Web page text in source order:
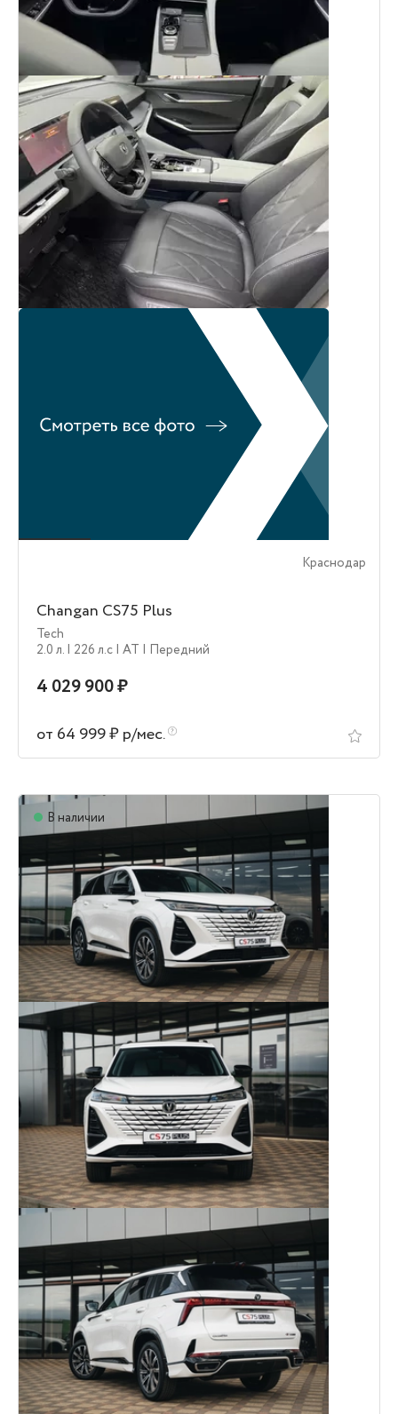
Краснодар
Changan CS75 Plus
Tech
2.0 л. | 226 л.c | AT | Передний
4 029 900 ₽
от 64 999 ₽ р/мес.
В наличии